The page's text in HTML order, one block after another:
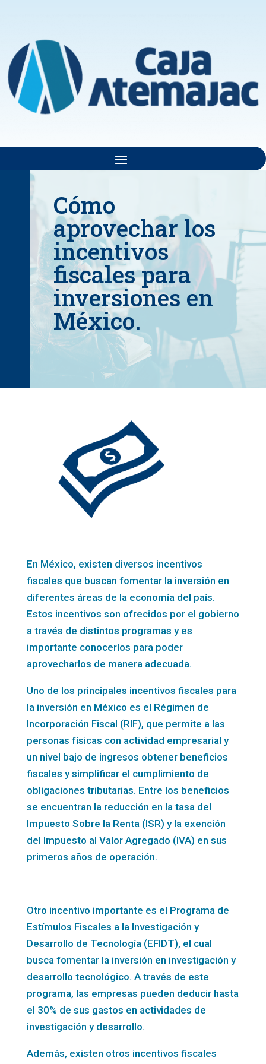
Cómo
aprovechar los
incentivos
fiscales para
inversiones en
México.
En México, existen diversos incentivos
fiscales que buscan fomentar la inversión en
diferentes áreas de la economía del país.
Estos incentivos son ofrecidos por el gobierno
a través de distintos programas y es
importante conocerlos para poder
aprovecharlos de manera adecuada.
Uno de los principales incentivos fiscales para
la inversión en México es el Régimen de
Incorporación Fiscal (RIF), que permite a las
personas físicas con actividad empresarial y
un nivel bajo de ingresos obtener beneficios
fiscales y simplificar el cumplimiento de
obligaciones tributarias. Entre los beneficios
se encuentran la reducción en la tasa del
Impuesto Sobre la Renta (ISR) y la exención
del Impuesto al Valor Agregado (IVA) en sus
primeros años de operación.
Otro incentivo importante es el Programa de
Estímulos Fiscales a la Investigación y
Desarrollo de Tecnología (EFIDT), el cual
busca fomentar la inversión en investigación y
desarrollo tecnológico. A través de este
programa, las empresas pueden deducir hasta
el 30% de sus gastos en actividades de
investigación y desarrollo.
Además, existen otros incentivos fiscales